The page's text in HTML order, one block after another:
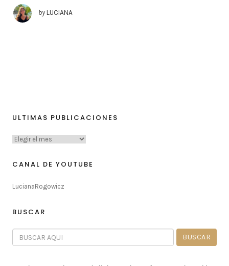
by LUCIANA
ULTIMAS PUBLICACIONES
CANAL DE YOUTUBE
LucianaRogowicz
BUSCAR